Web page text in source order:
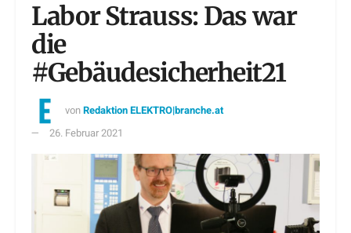
Labor Strauss: Das war
die
#Gebäudesicherheit21
vonRedaktion ELEKTRO|branche.at
26. Februar 2021